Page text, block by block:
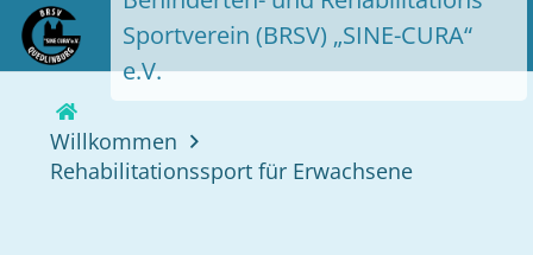
Sportverein (BRSV) „SINE-CURA“
e.V.
Willkommen
Rehabilitationssport für Erwachsene